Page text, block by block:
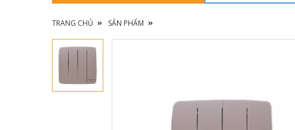
TRANG CHỦ SẢN PHẨM